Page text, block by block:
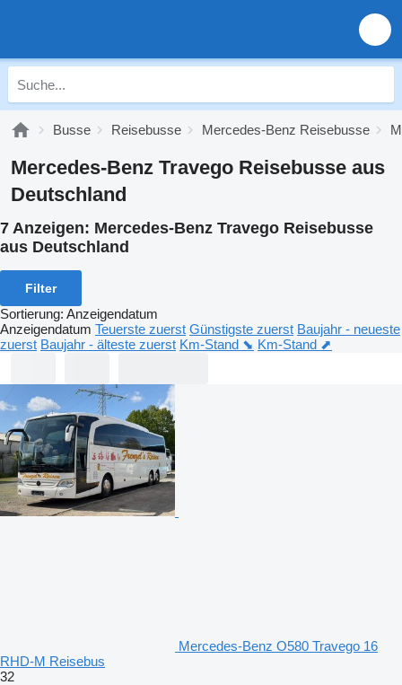
Busse Reisebusse Mercedes-Benz Reisebusse
Mercedes-Benz Travego Reisebusse aus
Deutschland
7 Anzeigen: Mercedes-Benz Travego Reisebusse
aus Deutschland
Filter
Sortierung: Anzeigendatum
Anzeigendatum Teuerste zuerst Günstigste zuerst Baujahr - neueste
zuerst Baujahr - älteste zuerst Km-Stand ⬊ Km-Stand ⬈
Mercedes-Benz O580 Travego 16
RHD-M Reisebus
32